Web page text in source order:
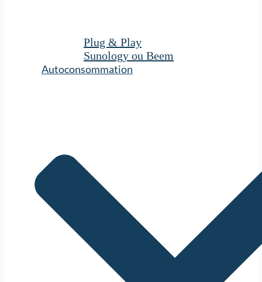
Plug & Play
Sunology ou Beem
Autoconsommation